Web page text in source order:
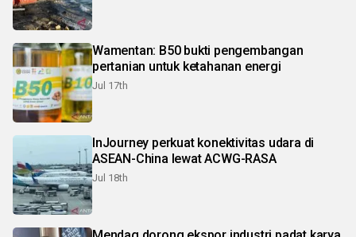
Wamentan: B50 bukti pengembangan
pertanian untuk ketahanan energi
Jul 17th
InJourney perkuat konektivitas udara di
ASEAN-China lewat ACWG-RASA
Jul 18th